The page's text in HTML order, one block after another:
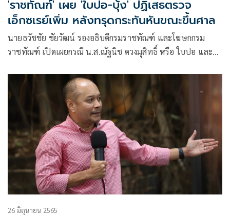
'ราชทัณฑ์' เผย 'ใบปอ-บุ้ง' ปฏิเสธตรวจ
เอ็กซเรย์เพิ่ม หลังทรุดกระทันหันขณะขึ้นศาล
นายธวัชชัย ชัยวัฒน์ รองอธิบดีกรมราชทัณฑ์ และโฆษกกรม
ราชทัณฑ์ เปิดเผยกรณี น.ส.ณัฐนิช ดวงมุสิทธิ์ หรือ ใบปอ และ
กษัตริย์เพื่อตรวจพยานหลักฐาน นักกิจกรรมกลุ่มทะลุวัง ที่ถูกเพิก
ถอนการประกันตัวคดี ม.112
26 มิถุนายน 2565